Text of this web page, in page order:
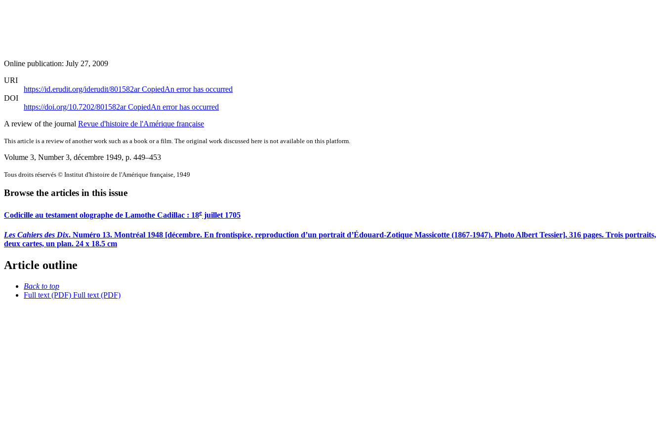
Online publication: July 27, 2009
URI
https://id.erudit.org/iderudit/801582arCopiedAn error has occurred
DOI
https://doi.org/10.7202/801582arCopiedAn error has occurred
A review of the journal Revue d'histoire de l'Amérique française
This article is a review of another work such as a book or a film. The original work discussed here is not available on this platform.
Volume 3, Number 3, décembre 1949, p. 449–453
Tous droits réservés © Institut d'histoire de l'Amérique française, 1949
Browse the articles in this issue
Codicille au testament olographe de Lamothe Cadillac : 18e juillet 1705
Les Cahiers des Dix. Numéro 13. Montréal 1948 [décembre. En frontispice, reproduction d’un portrait d’Édouard-Zotique Massicotte (1867-1947). Photo Albert Tessier]. 316 pages. Trois portraits,
deux cartes, un plan. 24 x 18.5 cm
Article outline
Back to top
Full text (PDF) Full text (PDF)